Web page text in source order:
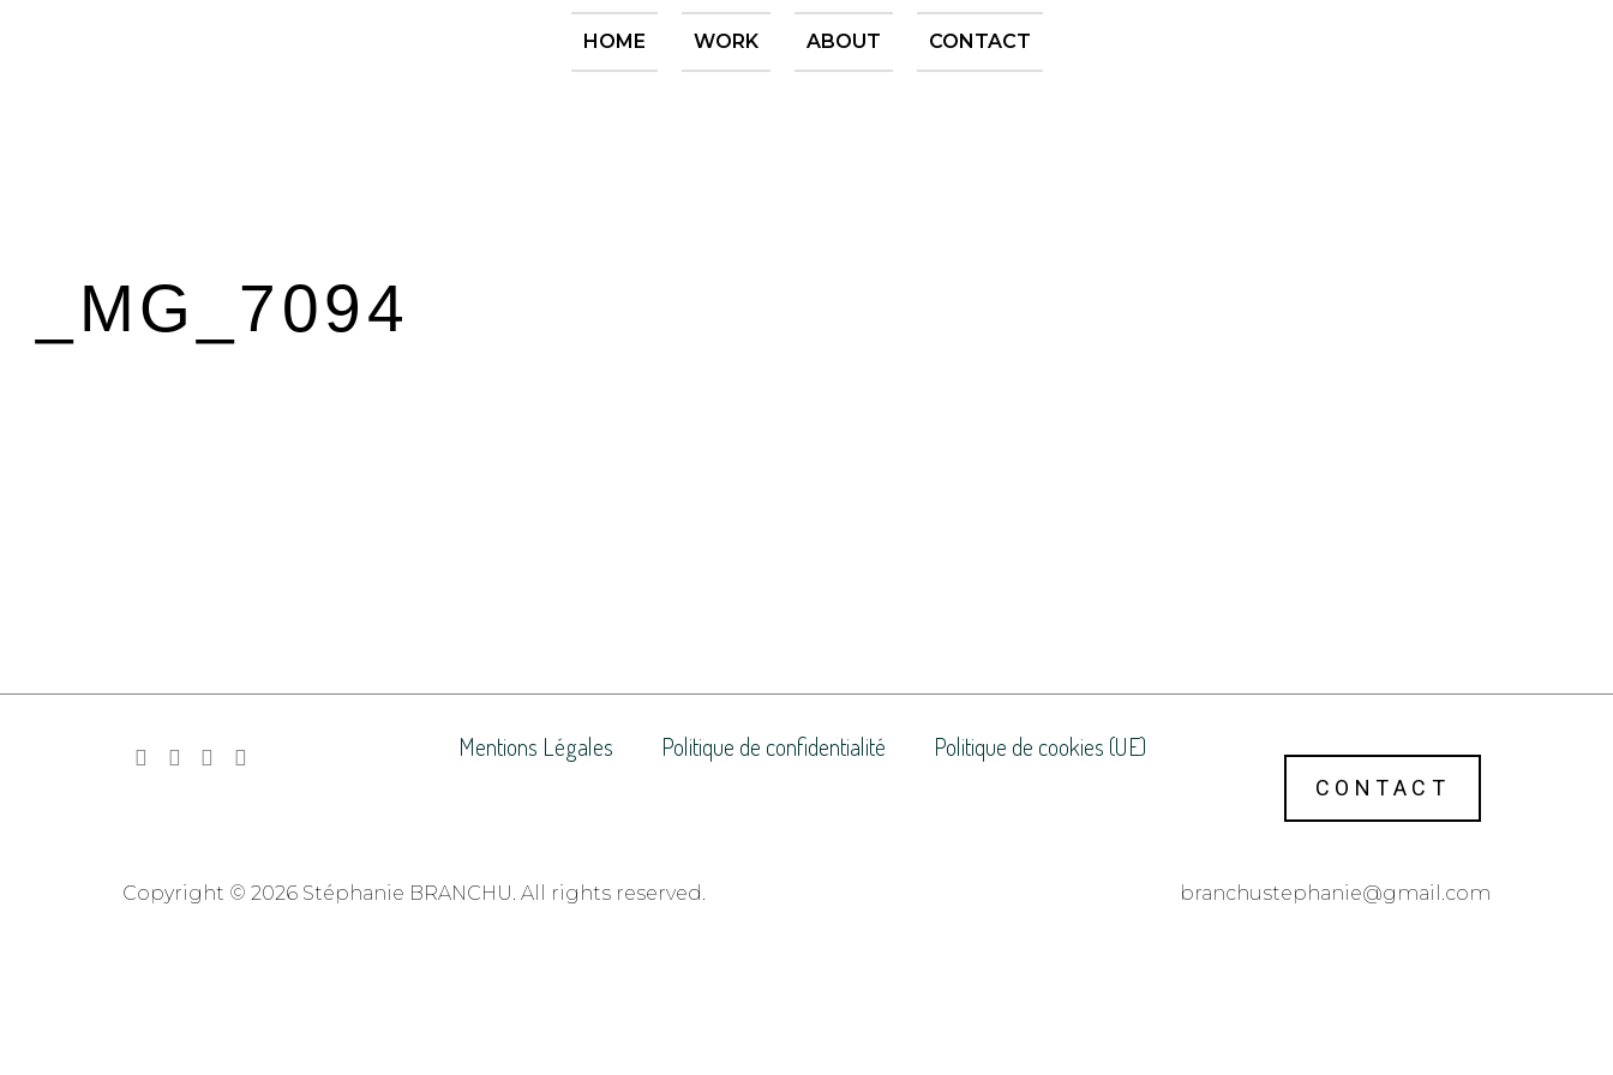
HOME WORK ABOUT CONTACT
_MG_7094
Mentions Légales Politique de confidentialité Politique de cookies (UE)
CONTACT
Copyright © 2026 Stéphanie BRANCHU. All rights reserved. moc.liamg
@einahpetsuhcnarb